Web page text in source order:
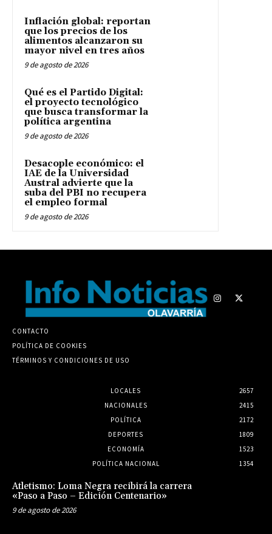
Inflación global: reportan
que los precios de los
alimentos alcanzaron su
mayor nivel en tres años
9 de agosto de 2026
Qué es el Partido Digital:
el proyecto tecnológico
que busca transformar la
política argentina
9 de agosto de 2026
Desacople económico: el
IAE de la Universidad
Austral advierte que la
suba del PBI no recupera
el empleo formal
9 de agosto de 2026
CONTACTO
POLÍTICA DE COOKIES
TÉRMINOS Y CONDICIONES DE USO
LOCALES
2657
NACIONALES
2415
POLÍTICA
2172
DEPORTES
1809
ECONOMÍA
1523
POLÍTICA NACIONAL
1354
Atletismo: Loma Negra recibirá la carrera
«Paso a Paso – Edición Centenario»
9 de agosto de 2026